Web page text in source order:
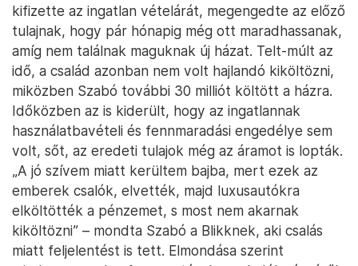
kifizette az ingatlan vételárát, megengedte az előző
tulajnak, hogy pár hónapig még ott maradhassanak,
amíg nem találnak maguknak új házat. Telt-múlt az
idő, a család azonban nem volt hajlandó kiköltözni,
miközben Szabó további 30 milliót költött a házra.
Időközben az is kiderült, hogy az ingatlannak
használatbavételi és fennmaradási engedélye sem
volt, sőt, az eredeti tulajok még az áramot is lopták.
„A jó szívem miatt kerültem bajba, mert ezek az
emberek csalók, elvették, majd luxusautókra
elköltötték a pénzemet, s most nem akarnak
kiköltözni” – mondta Szabó a Blikknek, aki csalás
miatt feljelentést is tett. Elmondása szerint